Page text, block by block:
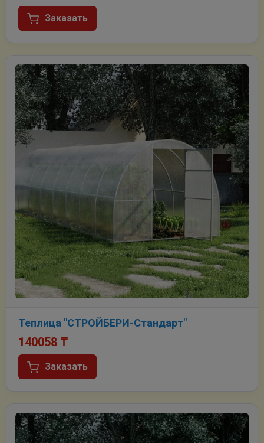
Заказать
Теплица "СТРОЙБЕРИ-Стандарт"
140058 ₸
Заказать